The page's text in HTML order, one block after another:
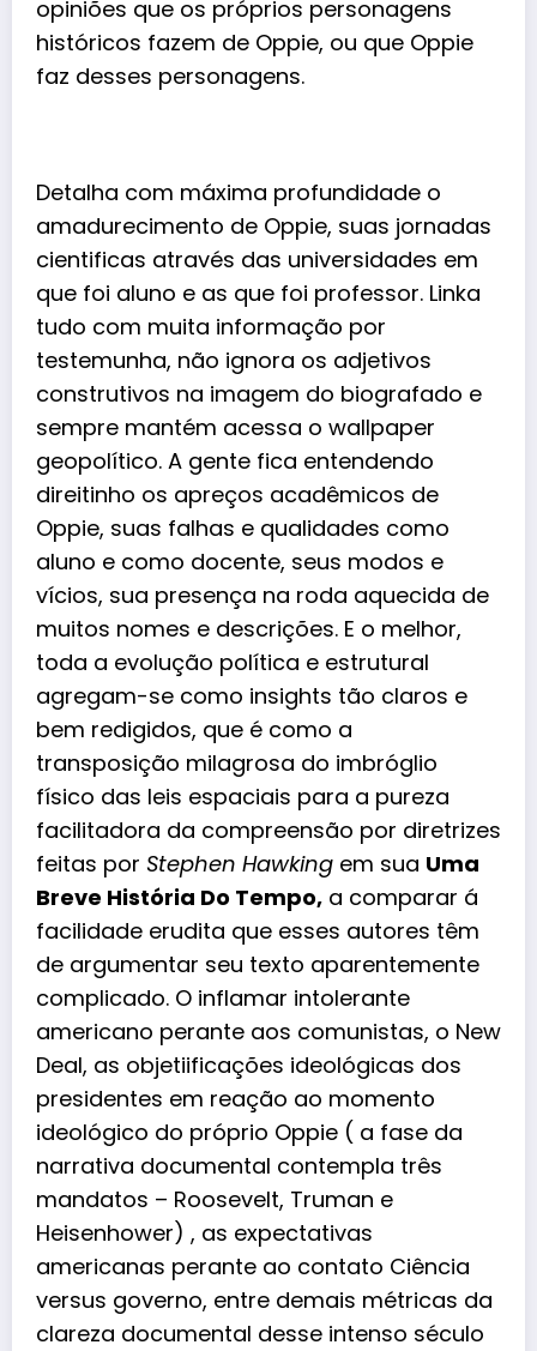
opiniões que os próprios personagens
históricos fazem de Oppie, ou que Oppie
faz desses personagens.
Detalha com máxima profundidade o
amadurecimento de Oppie, suas jornadas
cientificas através das universidades em
que foi aluno e as que foi professor. Linka
tudo com muita informação por
testemunha, não ignora os adjetivos
construtivos na imagem do biografado e
sempre mantém acessa o wallpaper
geopolítico. A gente fica entendendo
direitinho os apreços acadêmicos de
Oppie, suas falhas e qualidades como
aluno e como docente, seus modos e
vícios, sua presença na roda aquecida de
muitos nomes e descrições. E o melhor,
toda a evolução política e estrutural
agregam-se como insights tão claros e
bem redigidos, que é como a
transposição milagrosa do imbróglio
físico das leis espaciais para a pureza
facilitadora da compreensão por diretrizes
feitas por Stephen Hawking em sua Uma
Breve História Do Tempo, a comparar á
facilidade erudita que esses autores têm
de argumentar seu texto aparentemente
complicado. O inflamar intolerante
americano perante aos comunistas, o New
Deal, as objetiificações ideológicas dos
presidentes em reação ao momento
ideológico do próprio Oppie ( a fase da
narrativa documental contempla três
mandatos – Roosevelt, Truman e
Heisenhower) , as expectativas
americanas perante ao contato Ciência
versus governo, entre demais métricas da
clareza documental desse intenso século